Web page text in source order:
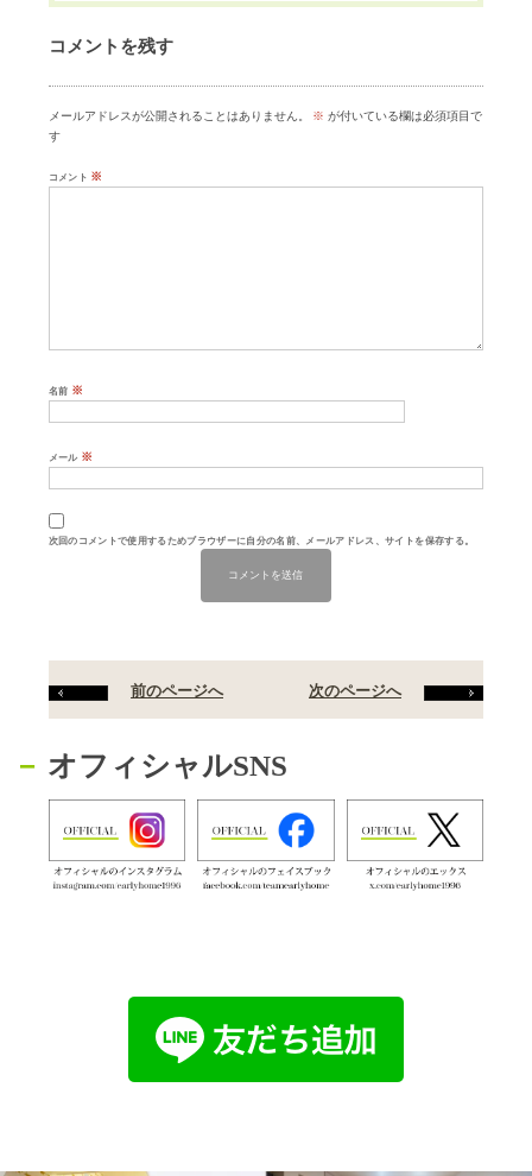
コメントを残す
メールアドレスが公開されることはありません。 ※ が付いている欄は必須項目で
す
コメント ※
名前 ※
メール ※
次回のコメントで使用するためブラウザーに自分の名前、メールアドレス、サイトを保存する。
次のページへ
前のページへ
オフィシャルSNS